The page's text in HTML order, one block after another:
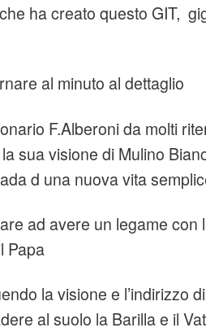
ha creato questo GIT,
al minuto al dettaglio
F.Alberoni da molti
sua visione di Mulino
d una nuova vita
ad avere un legame con
Papa
la visione e l’indirizzo
al suolo la Barilla e il